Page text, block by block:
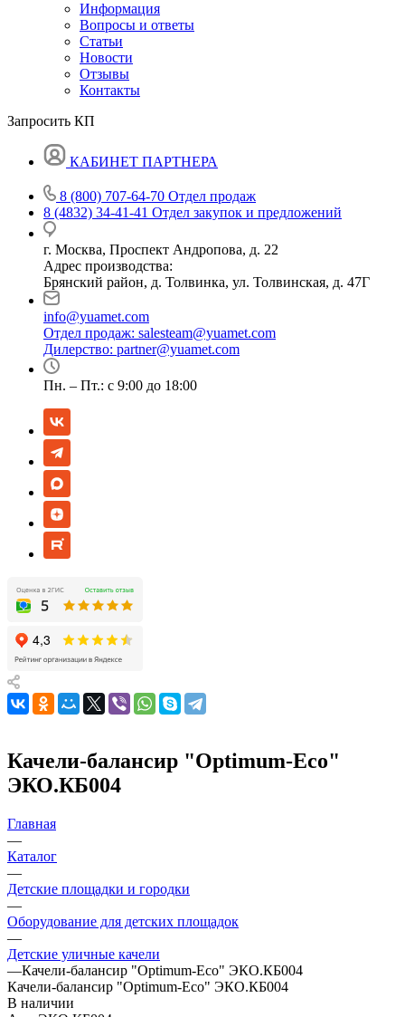
Информация
Вопросы и ответы
Статьи
Новости
Отзывы
Контакты
Запросить КП
КАБИНЕТ ПАРТНЕРА
8 (800) 707-64-70 Отдел продаж
8 (4832) 34-41-41 Отдел закупок и предложений
г. Москва, Проспект Андропова, д. 22
Адрес производства:
Брянский район, д. Толвинка, ул. Толвинская, д. 47Г
info@yuamet.com
Отдел продаж: salesteam@yuamet.com
Дилерство: partner@yuamet.com
Пн. – Пт.: с 9:00 до 18:00
Качели-балансир "Оptimum-Еco"
ЭКО.КБ004
Главная
—
Каталог
—
Детские площадки и городки
—
Оборудование для детских площадок
—
Детские уличные качели
—Качели-балансир "Оptimum-Еco" ЭКО.КБ004
Качели-балансир "Оptimum-Еco" ЭКО.КБ004
В наличии